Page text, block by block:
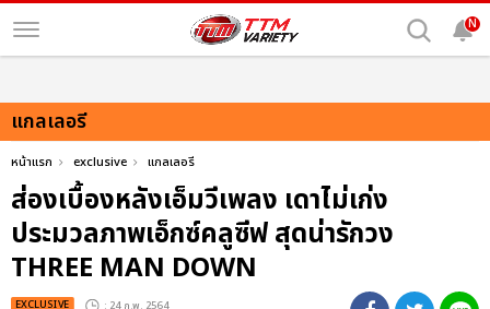
N
แกลเลอรี
หน้าแรก exclusive แกลเลอรี
ส่องเบื้องหลังเอ็มวีเพลง เดาไม่เก่ง
ประมวลภาพเอ็กซ์คลูซีฟ สุดน่ารักวง
THREE MAN DOWN
EXCLUSIVE : 24 ก.พ. 2564